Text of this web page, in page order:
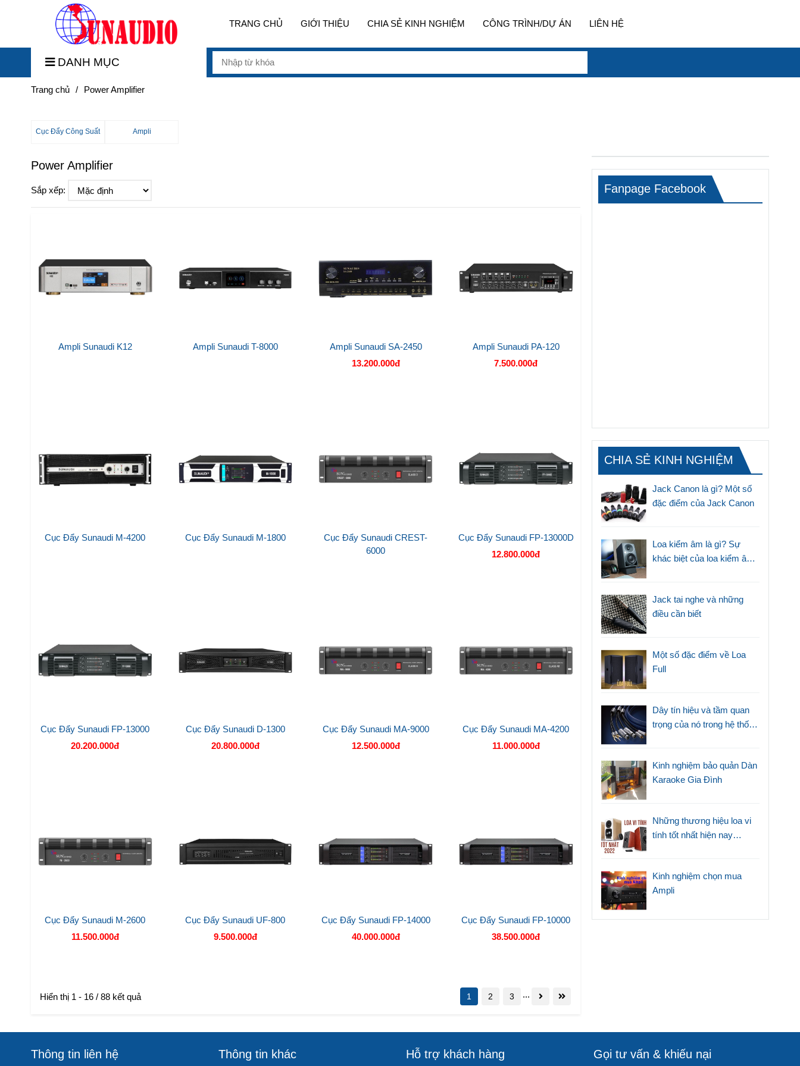
TRANG CHỦ GIỚI THIỆU CHIA SẺ KINH NGHIỆM CÔNG TRÌNH/DỰ ÁN LIÊN HỆ
DANH MỤC
Trang chủ / Power Amplifier
Cục Đẩy Công Suất Ampli
Power Amplifier
Sắp xếp:
Ampli Sunaudi K12 Ampli Sunaudi T-8000
Ampli Sunaudi SA-2450
13.200.000đ
Ampli Sunaudi PA-120
7.500.000đ
Cục Đẩy Sunaudi M-4200 Cục Đẩy Sunaudi M-1800
Cục Đẩy Sunaudi CREST-
6000
Cục Đẩy Sunaudi FP-13000D
12.800.000đ
Cục Đẩy Sunaudi FP-13000
20.200.000đ
Cục Đẩy Sunaudi D-1300
20.800.000đ
Cục Đẩy Sunaudi MA-9000
12.500.000đ
Cục Đẩy Sunaudi MA-4200
11.000.000đ
Cục Đẩy Sunaudi M-2600
11.500.000đ
Cục Đẩy Sunaudi UF-800
9.500.000đ
Cục Đẩy Sunaudi FP-14000
40.000.000đ
Cục Đẩy Sunaudi FP-10000
38.500.000đ
Hiển thị 1 - 16 / 88 kết quả 1 2 3 ...
Fanpage Facebook
CHIA SẺ KINH NGHIỆM
Jack Canon là gì? Một số
đặc điểm của Jack Canon
Loa kiểm âm là gì? Sự
khác biệt của loa kiểm âm
Jack tai nghe và những
điều cần biết
Một số đặc điểm về Loa
Full
Dây tín hiệu và tầm quan
trọng của nó trong hệ thống
Kinh nghiệm bảo quản Dàn
Karaoke Gia Đình
Những thương hiệu loa vi
tính tốt nhất hiện nay
Kinh nghiệm chọn mua
Ampli
Thông tin liên hệ Thông tin khác Hỗ trợ khách hàng Gọi tư vấn & khiếu nại